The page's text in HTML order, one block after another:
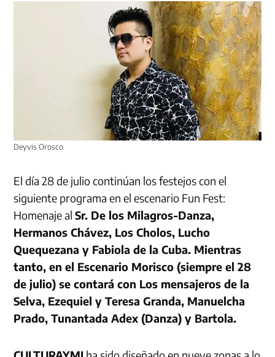
Deyvis Orosco
El día 28 de julio continúan los festejos con el
siguiente programa en el escenario Fun Fest:
Homenaje alSr. De los Milagros-Danza,
Hermanos Chávez, Los Cholos, Lucho
Quequezana y Fabiola de la Cuba. Mientras
tanto, en el Escenario Morisco (siempre el 28
de julio) se contará con Los mensajeros de la
Selva, Ezequiel y Teresa Granda, Manuelcha
Prado, Tunantada Adex (Danza) y Bartola.